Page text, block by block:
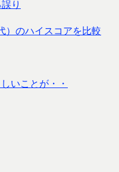
り
）のハイスコアを比較
いことが・・